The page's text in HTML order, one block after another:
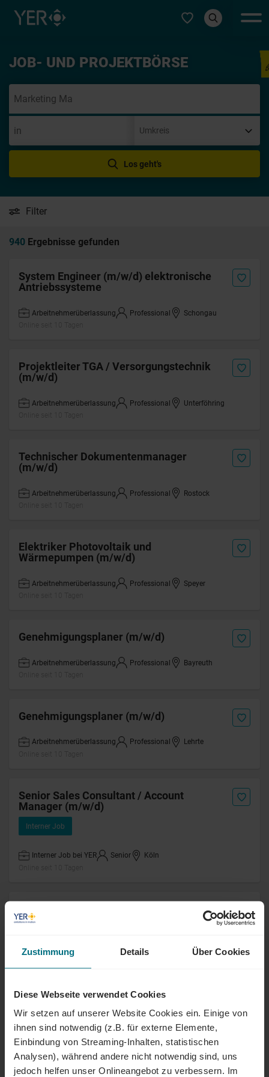
Zustimmung Details Über Cookies
Diese Webseite verwendet Cookies
Wir setzen auf unserer Website Cookies ein. Einige von
ihnen sind notwendig (z.B. für externe Elemente,
Einbindung von Streaming-Inhalten, statistischen
Analysen), während andere nicht notwendig sind, uns
jedoch helfen unser Onlineangebot zu verbessern. Im
Typ auswählen
JOB- UND PROJEKTBÖRSE
Los geht's
Filter
940 Ergebnisse gefunden
System Engineer (m/w/d) elektronische
Antriebssysteme
Arbeitnehmerüberlassung Professional
Schongau
Projektleiter TGA / Versorgungstechnik
(m/w/d)
Arbeitnehmerüberlassung Professional
Unterföhring
Technischer Dokumentenmanager
(m/w/d)
Arbeitnehmerüberlassung Professional
Rostock
Elektriker Photovoltaik und
Wärmepumpen (m/w/d)
Arbeitnehmerüberlassung Professional
Speyer
Genehmigungsplaner (m/w/d)
Arbeitnehmerüberlassung Professional
Bayreuth
Genehmigungsplaner (m/w/d)
Arbeitnehmerüberlassung Professional
Lehrte
Senior Sales Consultant / Account
Manager (m/w/d)
Interner Job
Interner Job bei YER Senior
Köln
Senior Sales Consultant (m/w/d) TECH &
IT
Interner Job bei YER
Kreditorenbuchhalter /
Steuerfachangestellter (m/w/d)
Interner Job